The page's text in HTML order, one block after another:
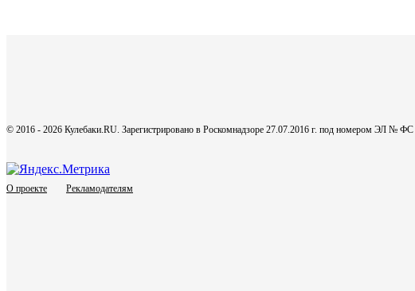
© 2016 - 2026 Кулебаки.RU. Зарегистрировано в Роскомнадзоре 27.07.2016 г. под номером ЭЛ №
О проекте Рекламодателям